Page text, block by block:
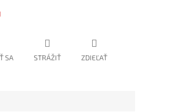
SA STRÁŽIŤ ZDIEĽAŤ